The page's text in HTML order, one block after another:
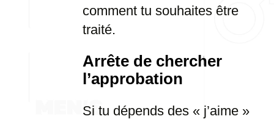
comment tu souhaites être
traité.
Arrête de chercher
l’approbation
Si tu dépends des « j’aime »